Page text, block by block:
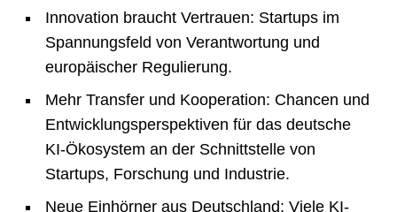
Innovation braucht Vertrauen: Startups im
Spannungsfeld von Verantwortung und
europäischer Regulierung.
Mehr Transfer und Kooperation: Chancen und
Entwicklungsperspektiven für das deutsche
KI-Ökosystem an der Schnittstelle von
Startups, Forschung und Industrie.
Neue Einhörner aus Deutschland: Viele KI-